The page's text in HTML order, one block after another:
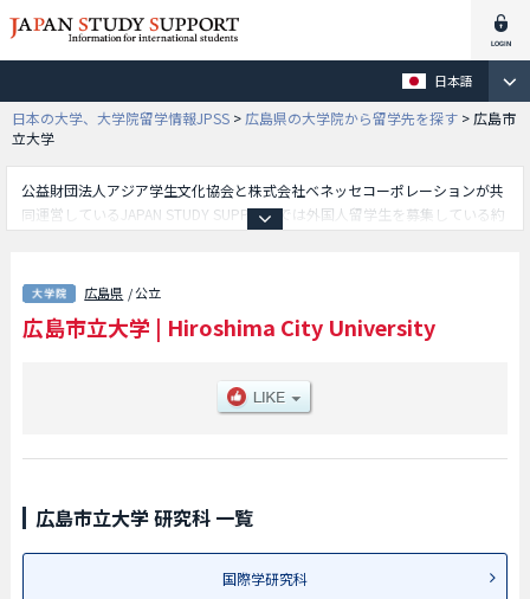
日本語
日本の大学、大学院留学情報JPSS > 広島県の大学院から留学先を探す > 広島市
立大学
公益財団法人アジア学生文化協会と株式会社ベネッセコーポレーションが共
同運営しているJAPAN STUDY SUPPORTでは外国人留学生を募集している約
情報科学研究科や芸術学研究科や平和学研究科等、研究科別情報や、募集定
員や合格者数など入試情報、施設案内、アクセスなど外国人留学生に必要な
情報を掲載しているので是非ご利用ください。
広島県 / 公立
広島市立大学 | Hiroshima City University
広島市立大学 研究科 一覧
国際学研究科